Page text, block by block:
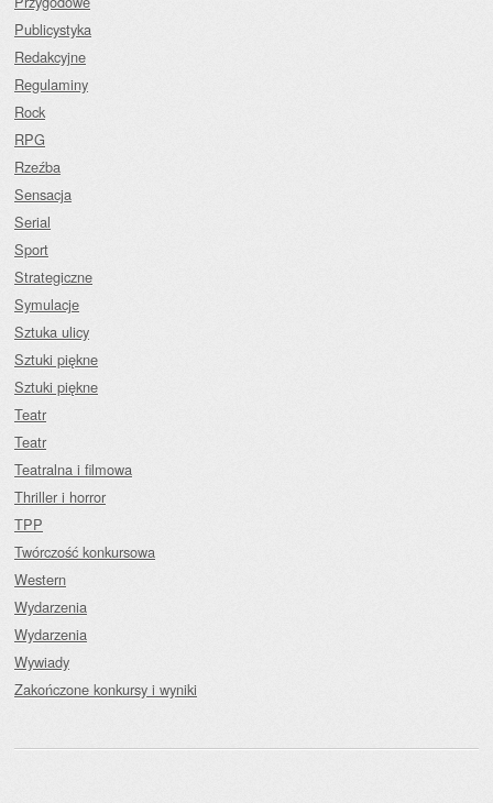
Publicystyka
Redakcyjne
Regulaminy
Rock
RPG
Rzeźba
Sensacja
Serial
Sport
Strategiczne
Symulacje
Sztuka ulicy
Sztuki piękne
Sztuki piękne
Teatr
Teatr
Teatralna i filmowa
Thriller i horror
TPP
Twórczość konkursowa
Western
Wydarzenia
Wydarzenia
Wywiady
Zakończone konkursy i wyniki